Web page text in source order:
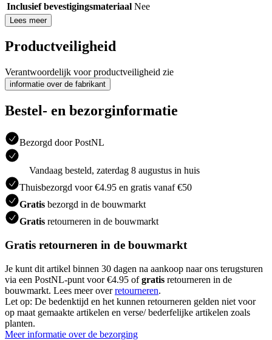
Inclusief bevestigingsmateriaal Nee
Lees meer
Productveiligheid
Verantwoordelijk voor productveiligheid zie
informatie over de fabrikant
Bestel- en bezorginformatie
Bezorgd door PostNL
Vandaag besteld, zaterdag 8 augustus in huis
Thuisbezorgd voor €4.95 en gratis vanaf €50
Gratis bezorgd in de bouwmarkt
Gratis retourneren in de bouwmarkt
Gratis retourneren in de bouwmarkt
Je kunt dit artikel binnen 30 dagen na aankoop naar ons terugsturen
via een PostNL-punt voor €4.95 ofgratis retourneren in de
bouwmarkt. Lees meer overretourneren.
Let op: De bedenktijd en het kunnen retourneren gelden niet voor
op maat gemaakte artikelen en verse/ bederfelijke artikelen zoals
planten.
Meer informatie over de bezorging